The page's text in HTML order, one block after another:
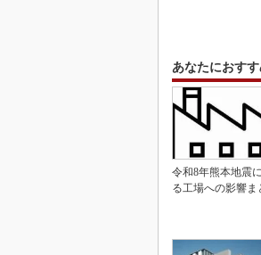
あなたにおす
令和8年熊本地震
る工場への影響ま